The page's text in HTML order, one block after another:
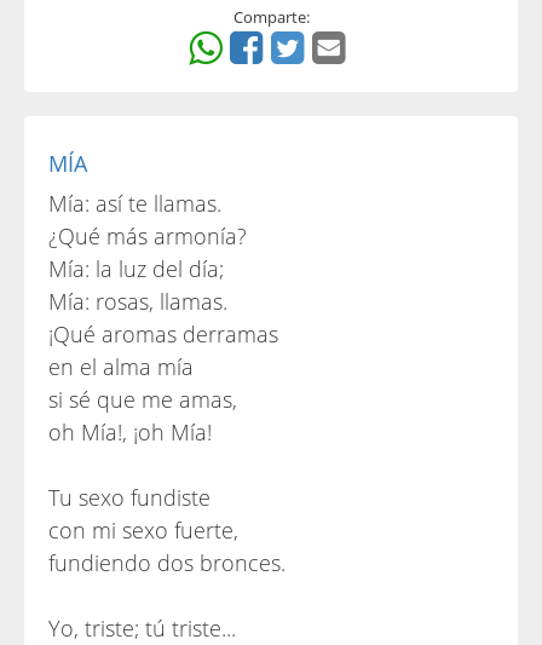
Comparte:
MÍA
Mía: así te llamas.
¿Qué más armonía?
Mía: la luz del día;
Mía: rosas, llamas.
¡Qué aromas derramas
en el alma mía
si sé que me amas,
oh Mía!, ¡oh Mía!
Tu sexo fundiste
con mi sexo fuerte,
fundiendo dos bronces.
Yo, triste; tú triste...